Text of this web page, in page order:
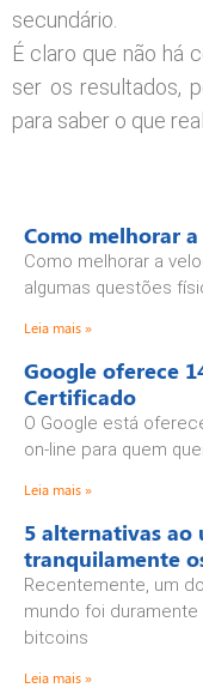
secundário.
É claro que não há
ser os resultados,
para saber o que
Como melhorar
Como melhorar a
algumas questões
Leia mais »
Google oferece
Certificado
O Google está
on-line para quem
Leia mais »
5 alternativas ao
tranquilamente
Recentemente, um
mundo foi
bitcoins
Leia mais »